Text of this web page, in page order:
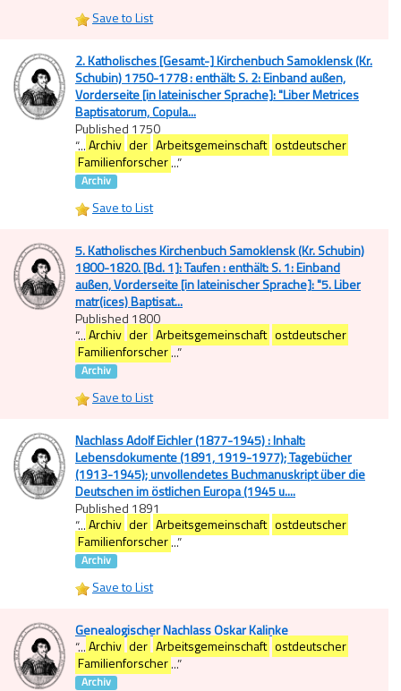
Save to List
2. Katholisches [Gesamt-] Kirchenbuch Samoklensk (Kr.
Schubin) 1750-1778 : enthält: S. 2: Einband außen,
Vorderseite [in lateinischer Sprache]: "Liber Metrices
Baptisatorum, Copula...
Published 1750
“...Archiv der Arbeitsgemeinschaft ostdeutscher
Familienforscher...”
Archiv
Save to List
5. Katholisches Kirchenbuch Samoklensk (Kr. Schubin)
1800-1820. [Bd. 1]: Taufen : enthält: S. 1: Einband
außen, Vorderseite [in lateinischer Sprache]: "5. Liber
matr(ices) Baptisat...
Published 1800
“...Archiv der Arbeitsgemeinschaft ostdeutscher
Familienforscher...”
Archiv
Save to List
Nachlass Adolf Eichler (1877-1945) : Inhalt:
Lebensdokumente (1891, 1919-1977); Tagebücher
(1913-1945); unvollendetes Buchmanuskript über die
Deutschen im östlichen Europa (1945 u....
Published 1891
“...Archiv der Arbeitsgemeinschaft ostdeutscher
Familienforscher...”
Archiv
Save to List
Genealogischer Nachlass Oskar Kalinke
“...Archiv der Arbeitsgemeinschaft ostdeutscher
Familienforscher...”
Archiv